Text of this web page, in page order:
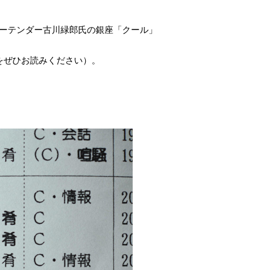
ンダー古川緑郎氏の銀座「クール」
ひお読みください）。